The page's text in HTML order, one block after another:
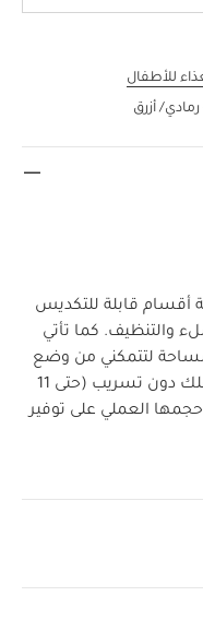
للأطفال
أزرق
أقسام قابلة للتكديس
والتنظيف. كما تأتي
لتتمكني من وضع
جرعات مسحوق الحليب المناسبة لطفلك دون تسريب (حتى 11
يساعد حجمها العملي على توفير